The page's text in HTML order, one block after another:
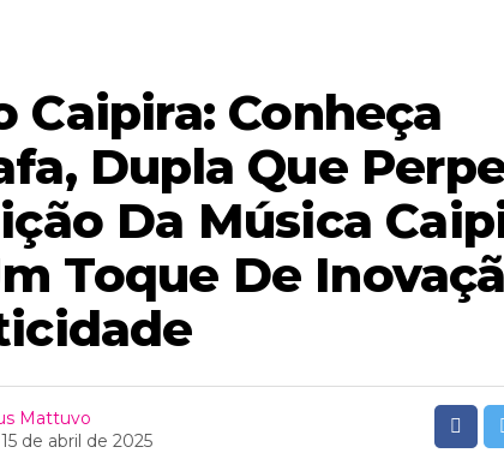
Caipira: Conheça
Dupla Que
Da Música
Toque De
Mattuvo
15 de abril de 2025